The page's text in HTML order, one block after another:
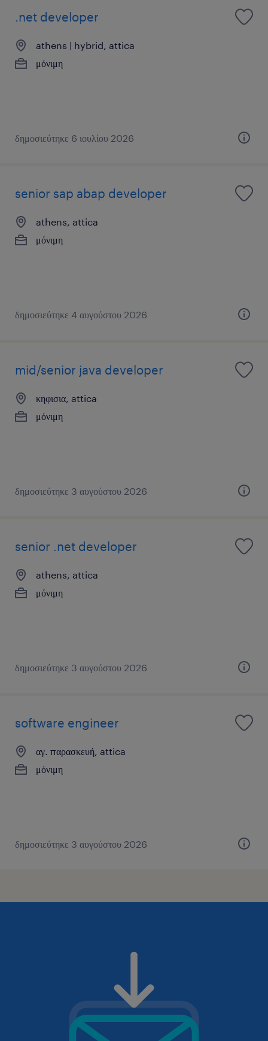
.net developer
athens | hybrid, attica
μόνιμη
δημοσιεύτηκε 6 ιουλίου 2026
senior sap abap developer
athens, attica
μόνιμη
δημοσιεύτηκε 4 αυγούστου 2026
mid/senior java developer
κηφισια, attica
μόνιμη
δημοσιεύτηκε 3 αυγούστου 2026
senior .net developer
athens, attica
μόνιμη
δημοσιεύτηκε 3 αυγούστου 2026
software engineer
αγ. παρασκευή, attica
μόνιμη
δημοσιεύτηκε 3 αυγούστου 2026